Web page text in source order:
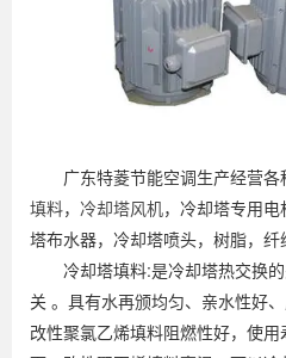
广东特菱节能空调生产经营各
填料， 冷却塔风机，冷却塔专用
塔布水器，冷却塔喷头，树脂，纤
冷却塔填料:是冷却塔热交换的
关 。具有水再颁均匀、亲水性好
改性聚氯乙烯填料阻燃性好，使